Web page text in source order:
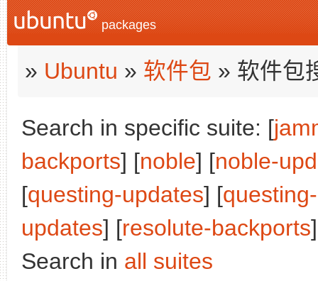
packages
» Ubuntu » 软件包 » 软件包
Search in specific suite: [
backports] [noble] [noble-
[questing-updates] [
updates] [resolute-backports
Search in all suites